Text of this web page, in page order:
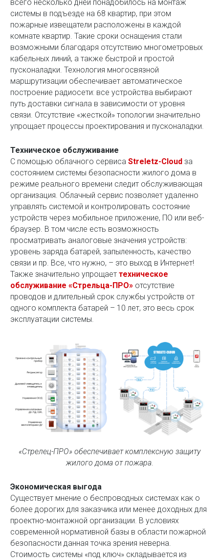
всего несколько дней понадобилось на монтаж
системы в подъезде на 68 квартир, при этом
пожарные извещатели расположены в каждой
комнате квартир. Такие сроки оснащения стали
возможными благодаря отсутствию многометровых
кабельных линий, а также быстрой и простой
пусконаладки. Технология многосвязной
маршрутизации обеспечивает автоматическое
построение радиосети: все устройства выбирают
путь доставки сигнала в зависимости от уровня
связи. Отсутствие «жесткой» топологии значительно
упрощает процессы проектирования и пусконаладки.
Техническое обслуживание
С помощью облачного сервиса Streletz-Cloud за
состоянием системы безопасности жилого дома в
режиме реального времени следит обслуживающая
организация. Облачный сервис позволяет удаленно
управлять системой и контролировать состояние
устройств через мобильное приложение, ПО или веб-
браузер. В том числе есть возможность
просматривать аналоговые значения устройств:
уровень заряда батарей, запыленность, качество
связи и пр. Все, что нужно, – это выход в Интернет!
Также значительно упрощает техническое
обслуживание «Стрельца-ПРО» отсутствие
проводов и длительный срок службы устройств от
одного комплекта батарей – 10 лет, это весь срок
эксплуатации системы.
«Стрелец-ПРО» обеспечивает комплексную защиту
жилого дома от пожара.
Экономическая выгода
Существует мнение о беспроводных системах как о
более дорогих для заказчика или менее доходных для
проектно-монтажной организации. В условиях
современной нормативной базы в области пожарной
безопасности данная точка зрения неверна.
Стоимость системы «под ключ» складывается из